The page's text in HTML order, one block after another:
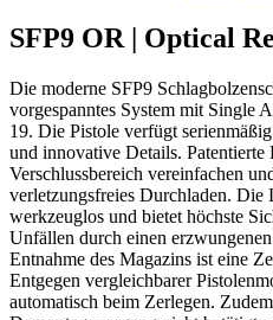
SFP9 OR | Optical
Die moderne SFP9
vorgespanntes System mit Single
19. Die Pistole verfügt
und innovative Details.
Verschlussbereich vereinfachen
verletzungsfreies Durchladen. Die
werkzeuglos und bietet höchste
Unfällen durch einen
Entnahme des Magazins ist eine
Entgegen vergleichbarer
automatisch beim Zerlegen.